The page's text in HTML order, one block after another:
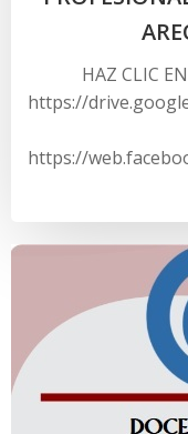
HAZ CLIC
https://
https://